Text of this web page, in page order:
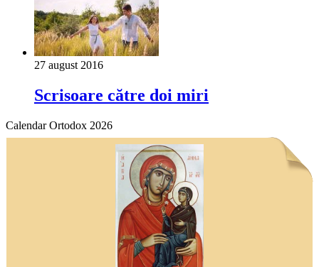
27 august 2016
Scrisoare către doi miri
Calendar Ortodox 2026